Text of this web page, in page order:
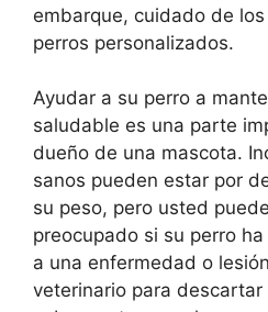
embarque, cuidado de
perros personalizados.
Ayudar a su perro a
saludable es una parte
dueño de una mascota.
sanos pueden estar por
su peso, pero usted
preocupado si su perro
a una enfermedad o
veterinario para descartar